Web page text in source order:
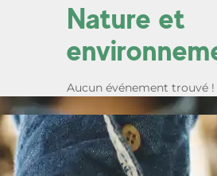
Nature et
Aucun événement trouvé !